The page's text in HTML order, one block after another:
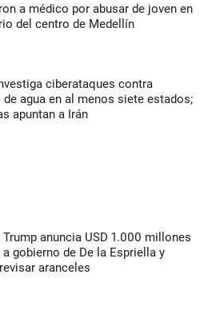
a médico por abusar de joven en
del centro de Medellín
ciberataques contra
agua en al menos siete estados;
apuntan a Irán
Trump anuncia USD 1.000 millones
a gobierno de De la Espriella y
aranceles